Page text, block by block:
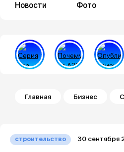
Новости Фото
Строка навигации
Главная Бизнес
строительство 30 сентября